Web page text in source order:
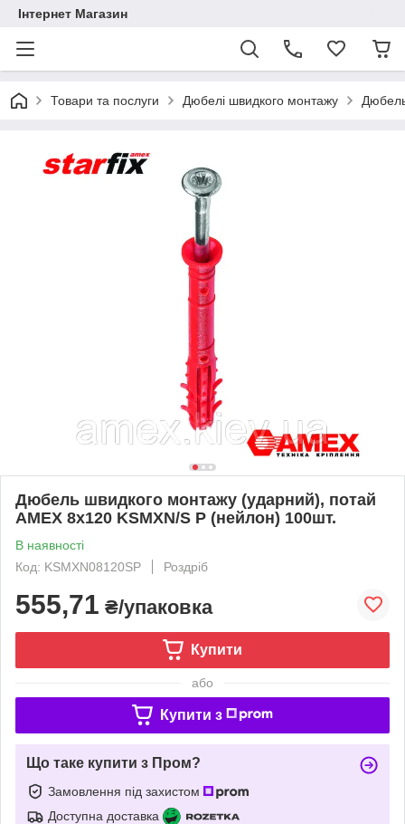
Інтернет Магазин
Товари та послуги Дюбелі швидкого монтажу
Дюбель швидкого монтажу (ударний), потай
AMEX 8х120 KSMXN/S P (нейлон) 100шт.
В наявності
Код: KSMXN08120SP
Роздріб
555,71 ₴/упаковка
Купити
або
Купити з
Що таке купити з Пром?
Замовлення під захистом
Доступна доставка